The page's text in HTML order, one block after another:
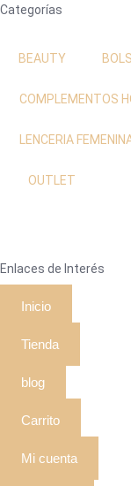
Categorías
BEAUTY
COMPLEMENTOS
LENCERIA
OUTLET
Enlaces de Interés
Inicio
Tienda
blog
Carrito
Mi cuenta